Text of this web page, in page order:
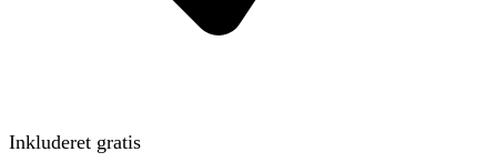
Inkluderet gratis